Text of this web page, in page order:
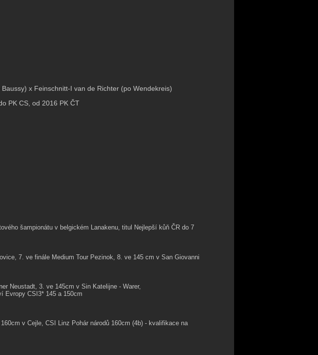
x Feinschnitt-I van de Richter (po Wendekreis)
PK CS, od 2016 PK ČT
šampionátu v belgickém Lanakenu, titul Nejlepší kůň ČR do 7
7. ve finále Medium Tour Pezinok, 8. ve 145 cm v San Giovanni
Neustadt, 3. ve 145cm v Sin Katelijne - Warer,
Evropy CSI3* 145 a 150cm
v Cejle, CSI Linz Pohár národů 160cm (4b) - kvalifikace na